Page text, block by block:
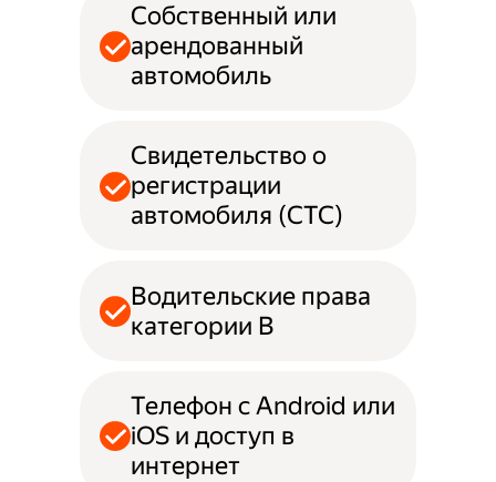
Собственный или
арендованный
автомобиль
Свидетельство о
регистрации
автомобиля (СТС)
Водительские права
категории B
Телефон с Android или
iOS и доступ в
интернет